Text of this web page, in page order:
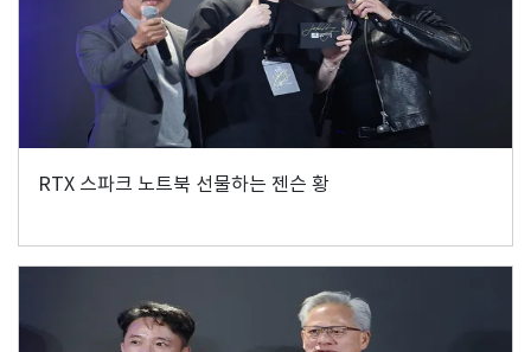
RTX 스파크 노트북 선물하는 젠슨 황